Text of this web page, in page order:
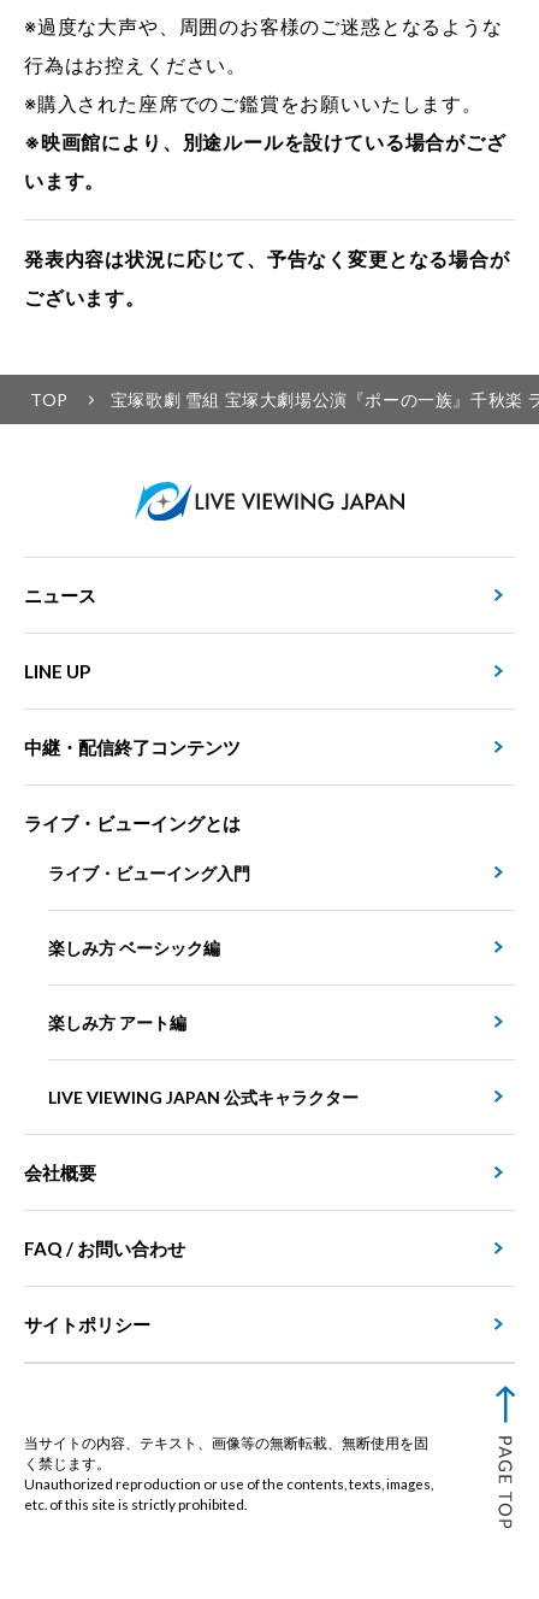
※過度な大声や、周囲のお客様のご迷惑となるような
行為はお控えください。
※購入された座席でのご鑑賞をお願いいたします。
※映画館により、別途ルールを設けている場合がござ
います。
発表内容は状況に応じて、予告なく変更となる場合が
ございます。
TOP 宝塚歌劇 雪組 宝塚大劇場公演『ポーの一族』千秋楽
ニュース
LINE UP
中継・配信終了コンテンツ
ライブ・ビューイングとは
ライブ・ビューイング入門
楽しみ方 ベーシック編
楽しみ方 アート編
LIVE VIEWING JAPAN 公式キャラクター
会社概要
FAQ / お問い合わせ
サイトポリシー
当サイトの内容、テキスト、画像等の無断転載、無断使用を固
く禁じます。
Unauthorized reproduction or use of the contents, texts, images,
etc. of this site is strictly prohibited.